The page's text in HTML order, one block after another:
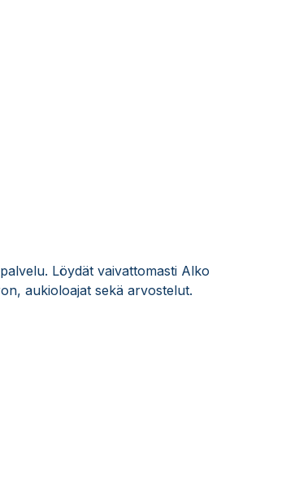
Löydät vaivattomasti Alko
aukioloajat sekä arvostelut.